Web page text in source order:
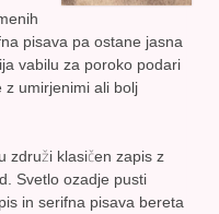
pisava pa ostane jasna
vabilu za poroko podari
z umirjenimi ali bolj
združi klasičen zapis z
Svetlo ozadje pusti
in serifna pisava bereta